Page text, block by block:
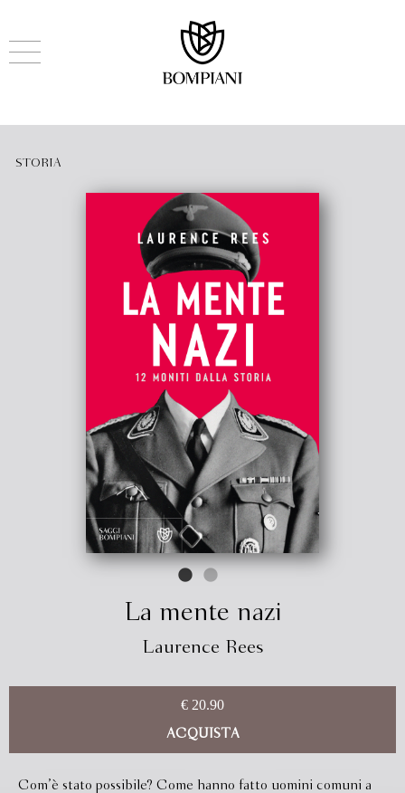
STORIA
La mente nazi
Laurence Rees
€ 20.90
ACQUISTA
Com’è stato possibile? Come hanno fatto uomini comuni a